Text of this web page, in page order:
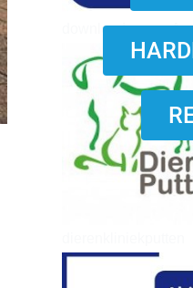
download onzze